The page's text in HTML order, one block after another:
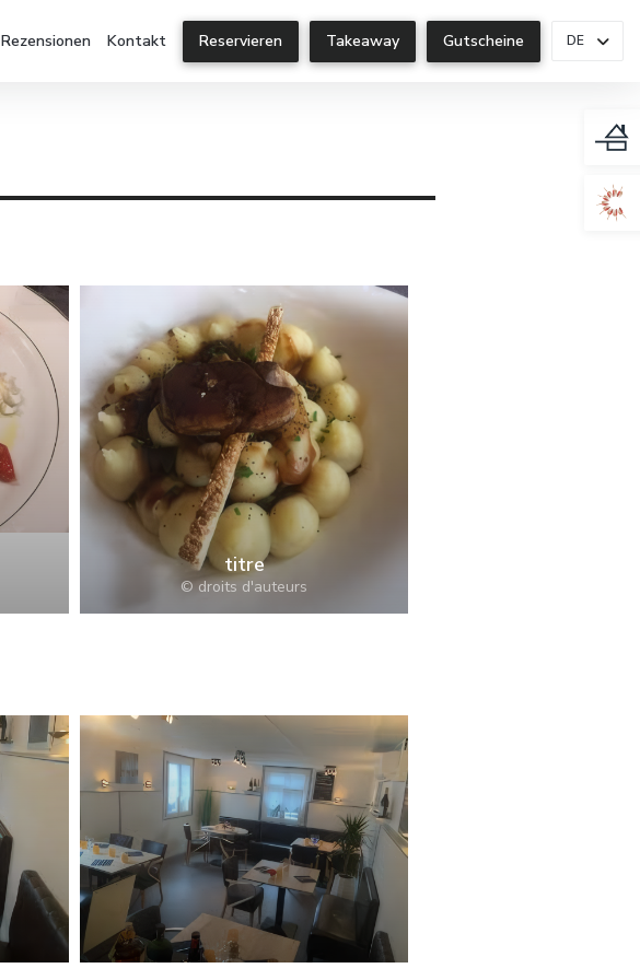
Rezensionen Kontakt Reservieren Takeaway Gutscheine DE
titre
© droits d'auteurs